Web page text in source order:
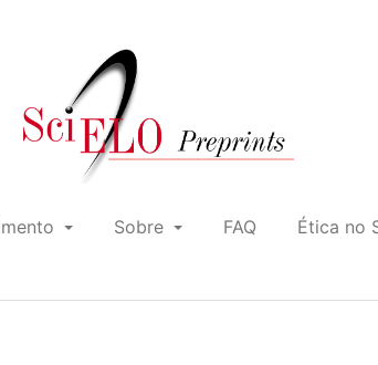
Sobre FAQ Ética no